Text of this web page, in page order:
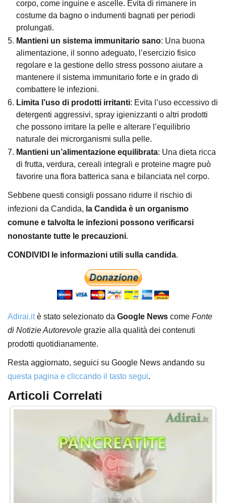
corpo, come inguine e ascelle. Evita di rimanere in
costume da bagno o indumenti bagnati per periodi
prolungati.
Mantieni un sistema immunitario sano: Una buona
alimentazione, il sonno adeguato, l’esercizio fisico
regolare e la gestione dello stress possono aiutare a
mantenere il sistema immunitario forte e in grado di
combattere le infezioni.
Limita l’uso di prodotti irritanti: Evita l’uso eccessivo di
detergenti aggressivi, spray igienizzanti o altri prodotti
che possono irritare la pelle e alterare l’equilibrio
naturale dei microrganismi sulla pelle.
Mantieni un’alimentazione equilibrata: Una dieta ricca
di frutta, verdura, cereali integrali e proteine magre può
favorire una flora batterica sana e bilanciata nel corpo.
Sebbene questi consigli possano ridurre il rischio di
infezioni da Candida, la Candida è un organismo
comune e talvolta le infezioni possono verificarsi
nonostante tutte le precauzioni.
CONDIVIDI le informazioni utili sulla candida.
Adirai.itè stato selezionato da Google News come Fonte
di Notizie Autorevole grazie alla qualità dei contenuti
prodotti quotidianamente.
Resta aggiornato, seguici su Google News andando su
questa pagina e cliccando il tasto segui.
Articoli Correlati